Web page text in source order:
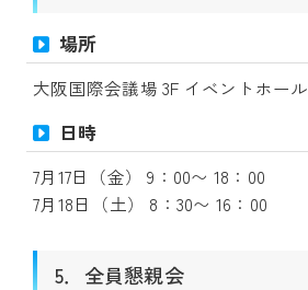
場所
大阪国際会議場 3F イベントホール
日時
7月17日（金） 9：00〜 18：00
7月18日（土） 8：30〜 16：00
5．全員懇親会